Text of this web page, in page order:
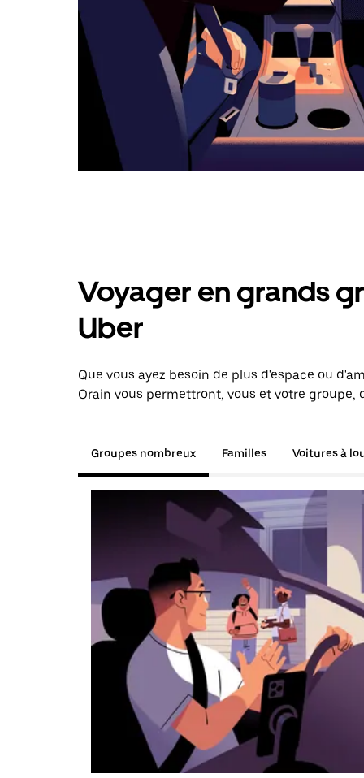
Voyager en grands
Uber
Que vous ayez besoin de plus d'espace ou
Orain vous permettront, vous et votre groupe,
Groupes nombreux Familles Voitures à